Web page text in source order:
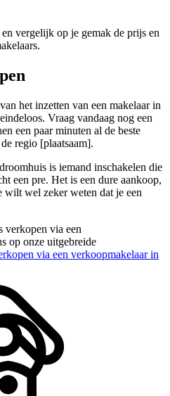
vergelijk op je gemak de prijs en
het inzetten van een makelaar in
Vraag vandaag nog een
een paar minuten al de beste
regio [plaatsaam].
is iemand inschakelen die
een pre. Het is een dure aankoop,
wel zeker weten dat je een
verkopen via een
op onze uitgebreide
via een verkoopmakelaar in